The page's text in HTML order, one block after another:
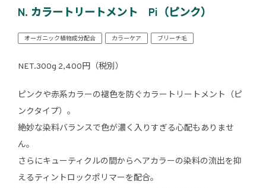
N. カラートリートメント Pi（ピンク）
オーガニック植物成分配合 カラーケア ブリーチ毛
NET.300g 2,400円（税別）
ピンクや赤系カラーの褪色を防ぐカラートリートメント（ピ
ンクタイプ）。
絶妙な染料バランスで色が濃く入りすぎる心配もありませ
ん。
さらにキューティクルの間からヘアカラーの染料の流出を抑
えるティントロックポリマーを配合。